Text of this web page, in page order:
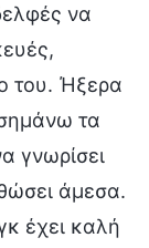
να
του. Ήξερα
τα
γνωρίσει
άμεσα.
έχει καλή